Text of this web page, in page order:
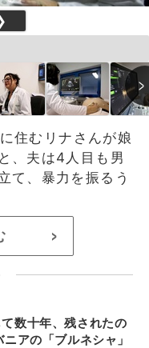
住むリナさんが娘
、夫は4人目も男
て、暴力を振るう
>
て数十年、残されたの
アの「ブルネシャ」